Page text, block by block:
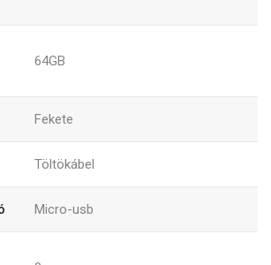
64GB
Fekete
Töltökábel
Micro-usb